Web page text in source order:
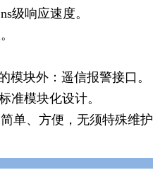
ns级响应速度。
模块外：遥信报警接口。
准模块化设计。
单、方便，无须特殊维
参